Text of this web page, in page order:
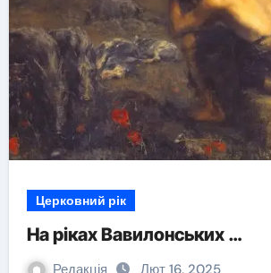
Церковний рік
На ріках Вавилонських …
Редакція Лют 16, 2025